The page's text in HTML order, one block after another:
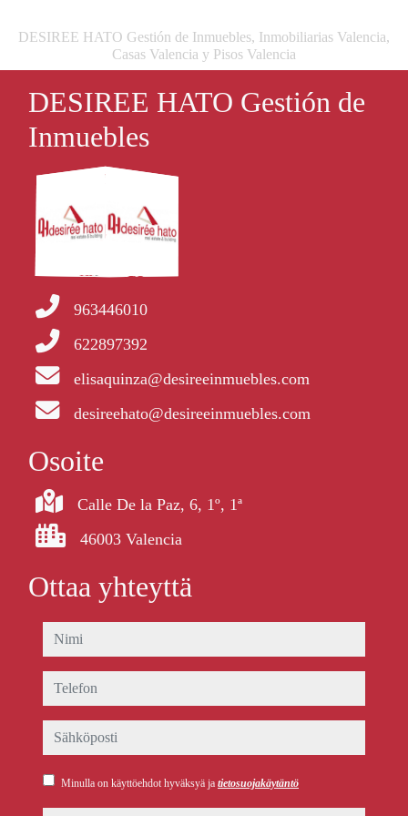
DESIREE HATO Gestión de Inmuebles, Inmobiliarias Valencia,
Casas Valencia y Pisos Valencia
DESIREE HATO Gestión de
Inmuebles
963446010
622897392
elisaquinza@desireeinmuebles.com
desireehato@desireeinmuebles.com
Osoite
Calle De la Paz, 6, 1º, 1ª
46003 Valencia
Ottaa yhteyttä
nimi
telefon
sähköposti
Minulla on käyttöehdot hyväksyä ja tietosuojakäytäntö